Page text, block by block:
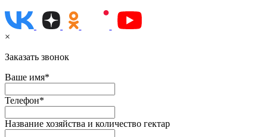
×
Заказать звонок
Ваше имя*
Телефон*
Название хозяйства и количество гектар